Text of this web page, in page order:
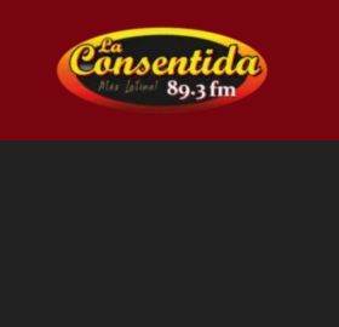
contenido